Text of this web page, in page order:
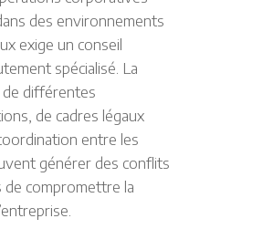
des environnements
exige un conseil
spécialisé. La
différentes
de cadres légaux
entre les
générer des conflits
de compromettre la